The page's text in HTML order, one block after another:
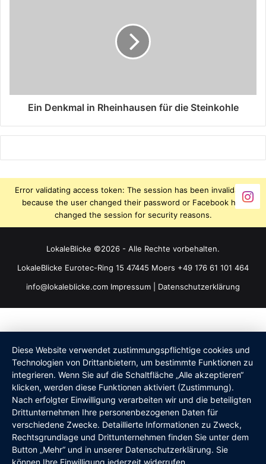
Ein Denkmal in Rheinhausen für die Steinkohle
Error validating access token: The session has been invalidated
because the user changed their password or Facebook has
changed the session for security reasons.
LokaleBlicke ©2026 - Alle Rechte vorbehalten.
LokaleBlicke Eurotec-Ring 15 47445 Moers +49 176 61 101 464
info@lokaleblicke.com Impressum Datenschutzerklärung
Diese Website verwendet zustimmungspflichtige cookies und
Technologien von Drittanbietern, um bestimmte Funktionen zu
integrieren. Wenn Sie auf die Schaltfläche „Alle akzeptieren“
klicken, werden diese Funktionen aktiviert (Zustimmung).
Nach erfolgter Einwilligung verarbeiten wir und die beteiligten
Drittunternehmen Ihre personenbezogenen Daten für
verschiedene Zwecke. Detaillierte Informationen zu Zweck,
Rechtsgrundlage und Drittunternehmen finden Sie unter dem
Button „Mehr“ und in unserer Datenschutzerklärung. Sie
können Ihre Einwilligung jederzeit widerrufen.